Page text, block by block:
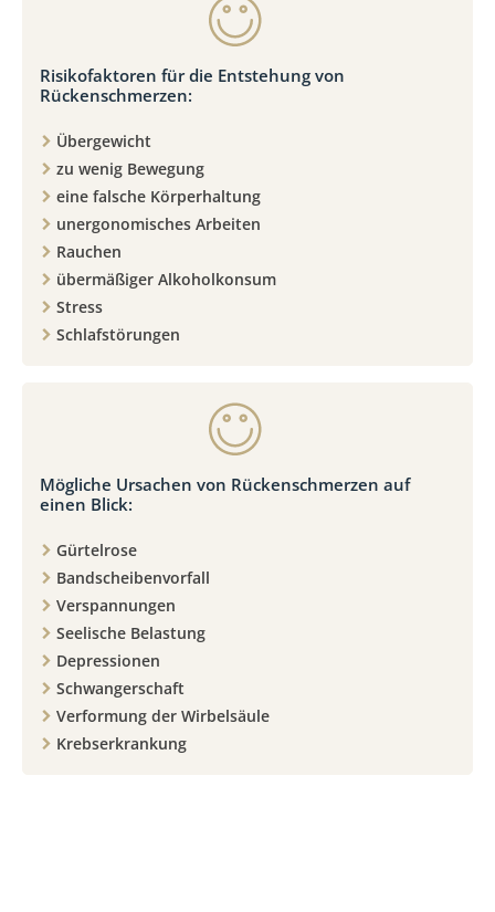
Risikofaktoren für die Entstehung von
Rückenschmerzen:
Übergewicht
zu wenig Bewegung
eine falsche Körperhaltung
unergonomisches Arbeiten
Rauchen
übermäßiger Alkoholkonsum
Stress
Schlafstörungen
Mögliche Ursachen von Rückenschmerzen auf
einen Blick:
Gürtelrose
Bandscheibenvorfall
Verspannungen
Seelische Belastung
Depressionen
Schwangerschaft
Verformung der Wirbelsäule
Krebserkrankung